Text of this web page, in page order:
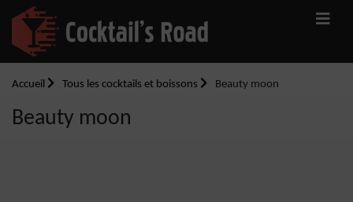
Accueil Tous les cocktails et boissons Beauty moon
Beauty moon